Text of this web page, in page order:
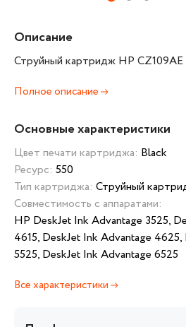
Описание
Струйный картридж HP CZ109AE
Полное описание
Основные характеристики
Цвет печати картриджа: Black
Ресурс: 550
Тип картриджа: Струйный
Совместимость с аппаратами:
HP DeskJet Ink Advantage 3525,
4615, DeskJet Ink Advantage
5525, DeskJet Ink Advantage 6525
Все характеристики